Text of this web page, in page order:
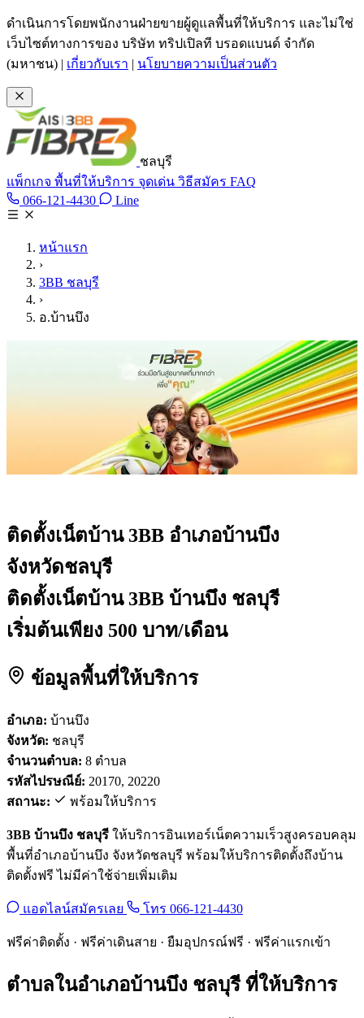
ข้ามไปเนื้อหาหลัก
ดำเนินการโดยพนักงานฝ่ายขายผู้ดูแลพื้นที่ให้บริการ และไม่ใช่
เว็บไซต์ทางการของ บริษัท ทริปเปิลที บรอดแบนด์ จำกัด
(มหาชน) | เกี่ยวกับเรา | นโยบายความเป็นส่วนตัว
ชลบุรี
แพ็กเกจ พื้นที่ให้บริการ จุดเด่น วิธีสมัคร FAQ
066-121-4430 โทร 066-121-4430
LineLine @tan3bb
หน้าแรก
›
3BB ชลบุรี
›
อ.บ้านบึง
ติดตั้งเน็ตบ้าน 3BB อำเภอบ้านบึง
จังหวัดชลบุรี
ติดตั้งเน็ตบ้าน 3BB บ้านบึง ชลบุรี
เริ่มต้นเพียง 500 บาท/เดือน
ข้อมูลพื้นที่ให้บริการ
อำเภอ: บ้านบึง
จังหวัด: ชลบุรี
จำนวนตำบล: 8 ตำบล
รหัสไปรษณีย์: 20170, 20220
สถานะ:
พร้อมให้บริการ
3BB บ้านบึง ชลบุรี ให้บริการอินเทอร์เน็ตความเร็วสูงครอบคลุม
พื้นที่อำเภอบ้านบึง จังหวัดชลบุรี พร้อมให้บริการติดตั้งถึงบ้าน
ติดตั้งฟรี ไม่มีค่าใช้จ่ายเพิ่มเติม
แอดไลน์สมัครเลย โทร 066-121-4430
ฟรีค่าติดตั้ง · ฟรีค่าเดินสาย · ยืมอุปกรณ์ฟรี · ฟรีค่าแรกเข้า
ตำบลในอำเภอบ้านบึง ชลบุรี ที่ให้บริการ